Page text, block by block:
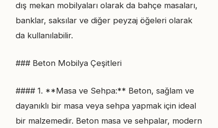
dış mekan mobilyaları olarak da bahçe masaları,
banklar, saksılar ve diğer peyzaj öğeleri olarak
da kullanılabilir.
### Beton Mobilya Çeşitleri
#### 1. **Masa ve Sehpa:** Beton, sağlam ve
dayanıklı bir masa veya sehpa yapmak için ideal
bir malzemedir. Beton masa ve sehpalar, modern